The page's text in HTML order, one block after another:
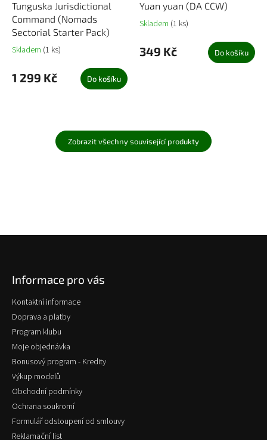
Tunguska Jurisdictional
Command (Nomads
Sectorial Starter Pack)
Skladem (1 ks)
1 299 Kč Do košíku
Yuan yuan (DA CCW)
Skladem (1 ks)
349 Kč Do košíku
Zobrazit všechny související produkty
Informace pro vás
Kontaktní informace
Doprava a platby
Program klubu
Moje objednávka
Bonusový program - Kredity
Výkup modelů
Obchodní podmínky
Ochrana soukromí
Formulář odstoupení od smlouvy
Reklamační list